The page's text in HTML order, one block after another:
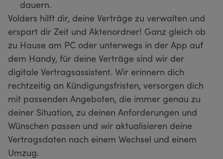
dauern.
Volders hilft dir, deine Verträge zu verwalten und
erspart dir Zeit und Aktenordner! Ganz gleich ob
zu Hause am PC oder unterwegs in der App auf
dem Handy, für deine Verträge sind wir der
digitale Vertragsassistent. Wir erinnern dich
rechtzeitig an Kündigungsfristen, versorgen dich
mit passenden Angeboten, die immer genau zu
deiner Situation, zu deinen Anforderungen und
Wünschen passen und wir aktualisieren deine
Vertragsdaten nach einem Wechsel und einem
Umzug.